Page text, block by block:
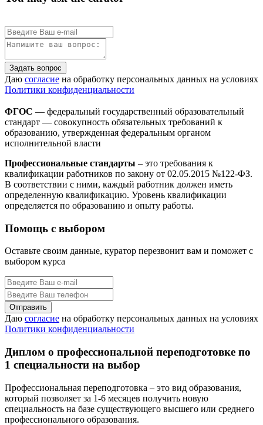
Задать вопрос
Даю согласие на обработку персональных данных на условиях
Политики конфиденциальности
ФГОС — федеральный государственный образовательный
стандарт — совокупность обязательных требований к
образованию, утвержденная федеральным органом
исполнительной власти
Профессиональные стандарты – это требования к
квалификации работников по закону от 02.05.2015 №122-ФЗ.
В соответствии с ними, каждый работник должен иметь
определенную квалификацию. Уровень квалификации
определяется по образованию и опыту работы.
Помощь с выбором
Оставьте своим данные, куратор перезвонит вам и поможет с
выбором курса
Даю согласие на обработку персональных данных на условиях
Политики конфиденциальности
Диплом о профессиональной переподготовке по
1 специальности на выбор
Профессиональная переподготовка – это вид образования,
который позволяет за 1-6 месяцев получить новую
специальность на базе существующего высшего или среднего
профессионального образования.